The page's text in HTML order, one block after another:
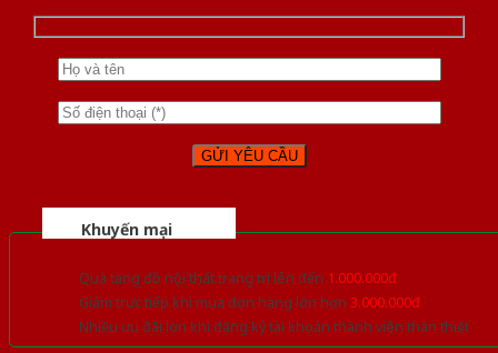
Khuyến mại
Quà tặng đồ nội thất trang trí lên đến 1.000.000đ
Giảm trực tiếp khi mua đơn hàng lớn hơn 3.000.000đ
Nhiều ưu đãi lớn khi đăng ký tài khoản thành viên thân thiết